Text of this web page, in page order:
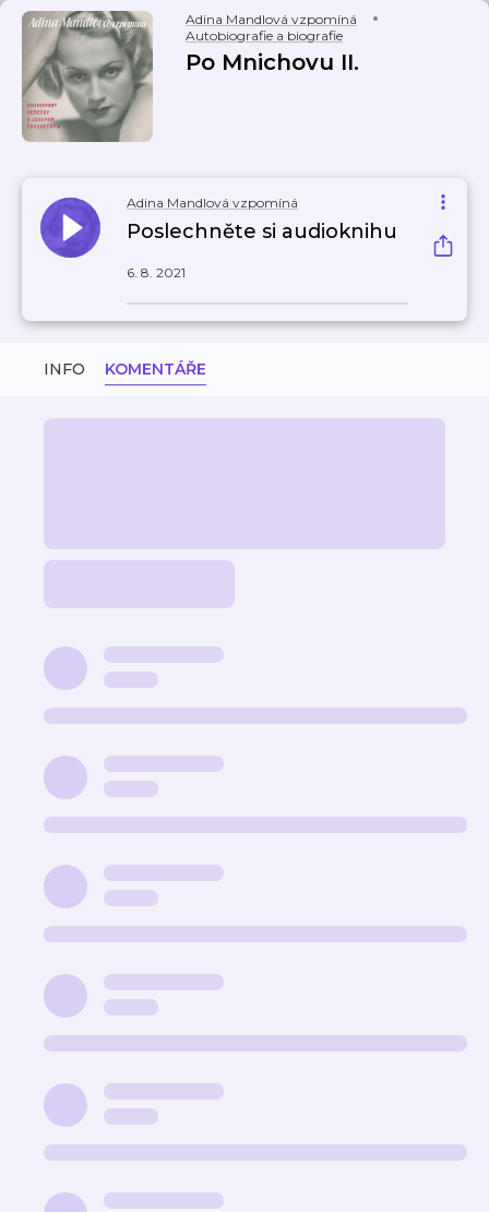
Adina Mandlová vzpomíná
Autobiografie a biografie
Po Mnichovu II.
Adina Mandlová vzpomíná
Poslechněte si audioknihu
6. 8. 2021
INFO KOMENTÁŘE